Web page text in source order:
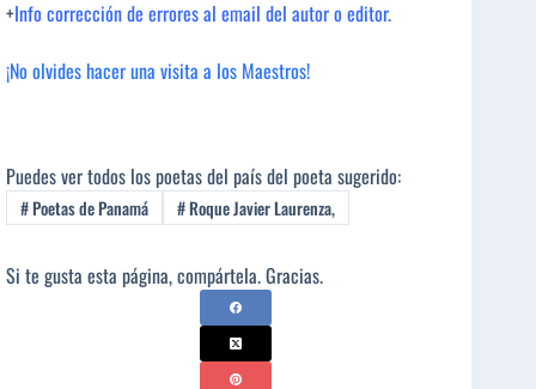
+Info corrección de errores al email del autor o editor.
¡No olvides hacer una visita a los Maestros!
Puedes ver todos los poetas del país del poeta sugerido:
#Poetas de Panamá #Roque Javier Laurenza,
Si te gusta esta página, compártela. Gracias.